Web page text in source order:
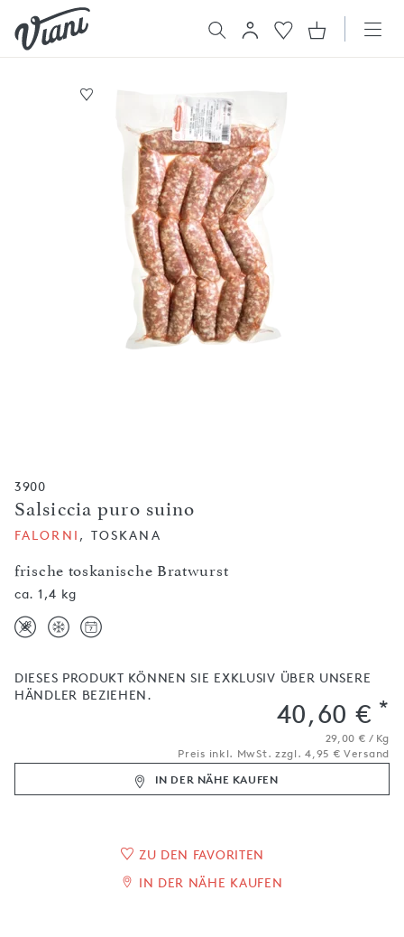
3900
Salsiccia puro suino
frische toskanische Bratwurst
FALORNI , TOSKANA
ca. 1,4 kg
DIESES PRODUKT KÖNNEN SIE EXKLUSIV ÜBER UNSERE
HÄNDLER BEZIEHEN.
40,60 € *
29,00 € / Kg
Preis inkl. MwSt. zzgl. 4,95 € Versand
IN DER NÄHE KAUFEN
ZU DEN FAVORITEN
IN DER NÄHE KAUFEN